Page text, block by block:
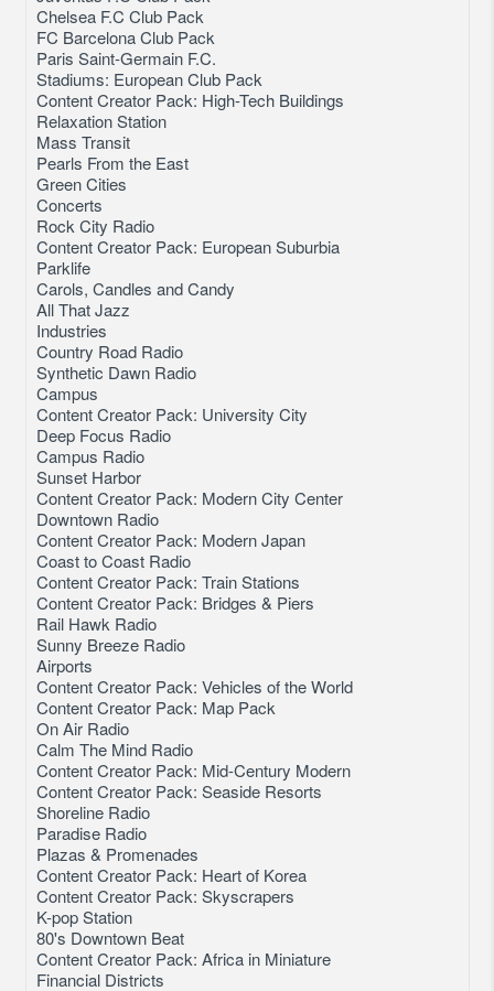
Chelsea F.C Club Pack
FC Barcelona Club Pack
Paris Saint-Germain F.C.
Stadiums: European Club Pack
Content Creator Pack: High-Tech Buildings
Relaxation Station
Mass Transit
Pearls From the East
Green Cities
Concerts
Rock City Radio
Content Creator Pack: European Suburbia
Parklife
Carols, Candles and Candy
All That Jazz
Industries
Country Road Radio
Synthetic Dawn Radio
Campus
Content Creator Pack: University City
Deep Focus Radio
Campus Radio
Sunset Harbor
Content Creator Pack: Modern City Center
Downtown Radio
Content Creator Pack: Modern Japan
Coast to Coast Radio
Content Creator Pack: Train Stations
Content Creator Pack: Bridges & Piers
Rail Hawk Radio
Sunny Breeze Radio
Airports
Content Creator Pack: Vehicles of the World
Content Creator Pack: Map Pack
On Air Radio
Calm The Mind Radio
Content Creator Pack: Mid-Century Modern
Content Creator Pack: Seaside Resorts
Shoreline Radio
Paradise Radio
Plazas & Promenades
Content Creator Pack: Heart of Korea
Content Creator Pack: Skyscrapers
K-pop Station
80's Downtown Beat
Content Creator Pack: Africa in Miniature
Financial Districts